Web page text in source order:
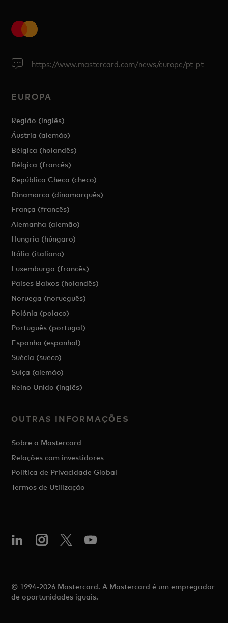
https://www.mastercard.com/news/europe/pt-pt
EUROPA
Região (inglês)
Áustria (alemão)
Bélgica (holandês)
Bélgica (francês)
República Checa (checo)
Dinamarca (dinamarquês)
França (francês)
Alemanha (alemão)
Hungria (húngaro)
Itália (italiano)
Luxemburgo (francês)
Países Baixos (holandês)
Noruega (norueguês)
Polónia (polaco)
Português (portugal)
Espanha (espanhol)
Suécia (sueco)
Suíça (alemão)
Reino Unido (inglês)
OUTRAS INFORMAÇÕES
Sobre a Mastercard
Relações com investidores
Política de Privacidade Global
Termos de Utilização
© 1994-2026 Mastercard. A Mastercard é um empregador
de oportunidades iguais.